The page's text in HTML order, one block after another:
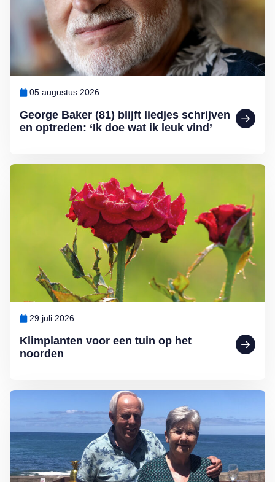
George Baker (81) blijft liedjes schrijven
en optreden: ‘Ik doe wat ik leuk vind’
05 augustus 2026
Klimplanten voor een tuin op het
noorden
29 juli 2026
Lees meer over Klimplanten voor een tuin op het noorden
Lees meer over Zó vieren Arthur en Mary vakantie: ‘Zo leer je een